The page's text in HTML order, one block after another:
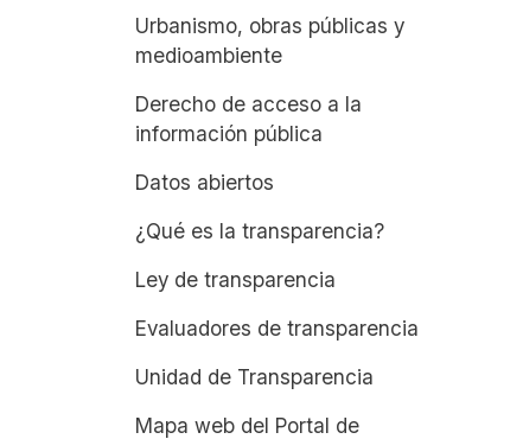
Urbanismo, obras públicas y
medioambiente
Derecho de acceso a la
información pública
Datos abiertos
¿Qué es la transparencia?
Ley de transparencia
Evaluadores de transparencia
Unidad de Transparencia
Mapa web del Portal de